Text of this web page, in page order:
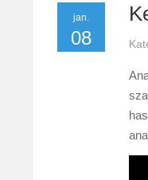
jan.
08